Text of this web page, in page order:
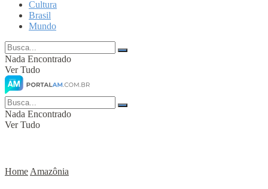
Cultura
Brasil
Mundo
Nada Encontrado
Ver Tudo
Nada Encontrado
Ver Tudo
Home Amazônia